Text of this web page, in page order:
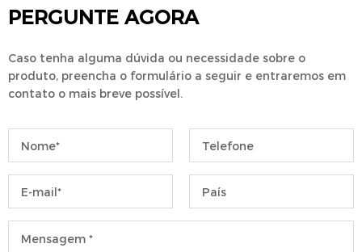
PERGUNTE AGORA
Caso tenha alguma dúvida ou necessidade sobre o
produto, preencha o formulário a seguir e entraremos em
contato o mais breve possível.